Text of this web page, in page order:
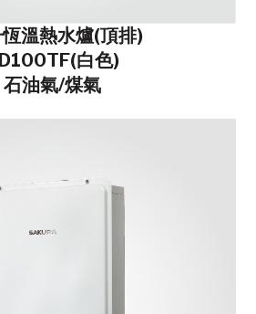
溫熱水爐(頂排)
白色)
石油氣/煤氣